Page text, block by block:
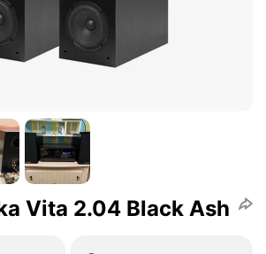
Vita 2.04 Black Ash